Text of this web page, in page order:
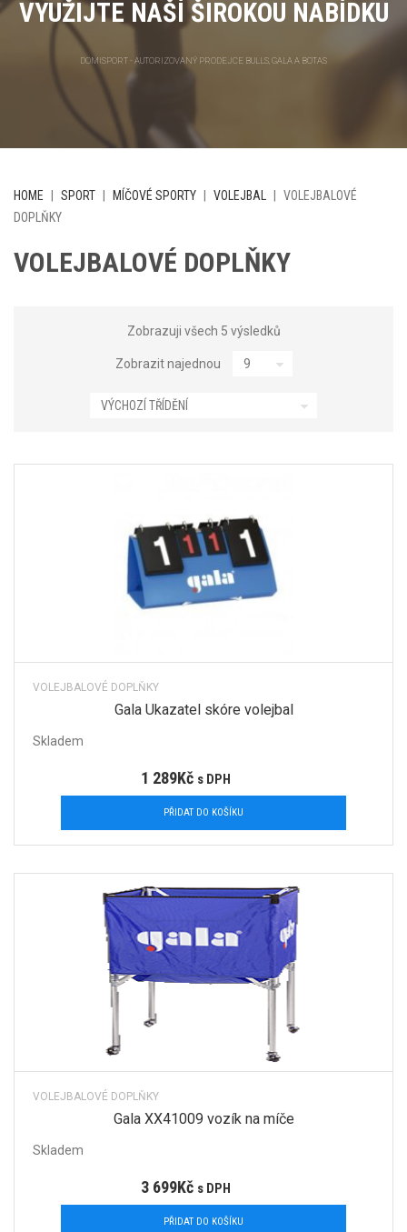
VYUŽIJTE NAŠÍ ŠIROKOU NABÍDKU
DOMISPORT - AUTORIZOVANÝ PRODEJCE BULLS, GALA A BOTAS
HOME SPORT MÍČOVÉ SPORTY VOLEJBAL
VOLEJBALOVÉ
DOPLŇKY
VOLEJBALOVÉ DOPLŇKY
Zobrazuji všech 5 výsledků
Zobrazit najednou
VOLEJBALOVÉ DOPLŇKY
Gala Ukazatel skóre volejbal
1 289Kč s DPH
Skladem
PŘIDAT DO KOŠÍKU
VOLEJBALOVÉ DOPLŇKY
Gala XX41009 vozík na míče
3 699Kč s DPH
Skladem
PŘIDAT DO KOŠÍKU